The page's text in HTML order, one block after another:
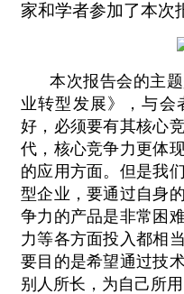
家和学者参加了本次
本次报告会的主
业转型发展》，与会
好，必须要有其核心
代，核心竞争力更体
的应用方面。但是我
型企业，要通过自身
争力的产品是非常困
力等各方面投入都相
要目的是希望通过技
别人所长，为自己所用